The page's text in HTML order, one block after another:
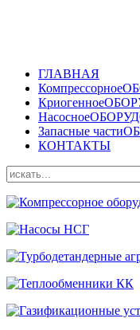
ГЛАВНАЯ
Компрессорное
Криогенное
Насосное
Запасные части
КОНТАКТЫ